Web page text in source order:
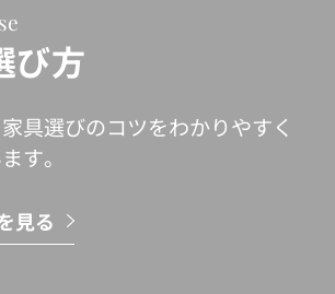
び方
具選びのコツをわかりやすく
す。
見る